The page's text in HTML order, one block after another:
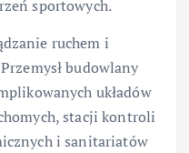
sportowych.
ruchem i
budowlany
układów
stacji kontroli
i sanitariatów